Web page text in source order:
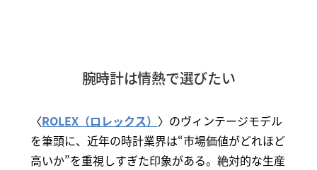
腕時計は情熱で選びたい
〈ROLEX（ロレックス） 〉のヴィンテージモデル
を筆頭に、近年の時計業界は“市場価値がどれほど
高いか”を重視しすぎた印象がある。絶対的な生産